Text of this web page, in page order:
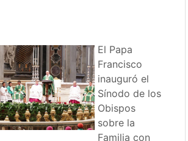
El Papa
Francisco
inauguró el
Sínodo de los
Obispos
sobre la
Familia con